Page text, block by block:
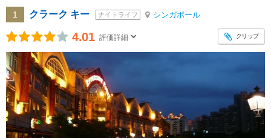
1 クラーク キー ナイトライフ シンガポール
4.01 評価詳細 クリップ